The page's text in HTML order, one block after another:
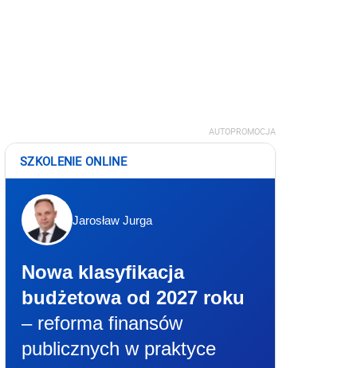
AUTOPROMOCJA
SZKOLENIE ONLINE
Jarosław Jurga
Nowa klasyfikacja
budżetowa od 2027 roku
– reforma finansów
publicznych w praktyce